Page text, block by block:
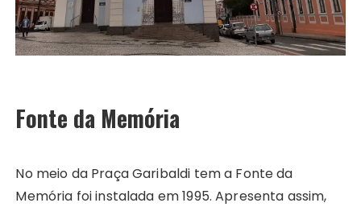
Fonte da Memória
No meio da Praça Garibaldi tem a Fonte da
Memória foi instalada em 1995. Apresenta assim,